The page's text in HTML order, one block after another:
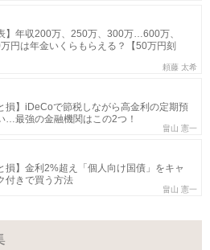
】年収200万、250万、300万…600万、
円は年金いくらもらえる？【50万円刻
頼藤 太希
損】iDeCoで節税しながら高金利の定期預
…最強の金融機関はこの2つ！
畠山 憲一
損】金利2%超え「個人向け国債」をキャ
付きで買う方法
畠山 憲一